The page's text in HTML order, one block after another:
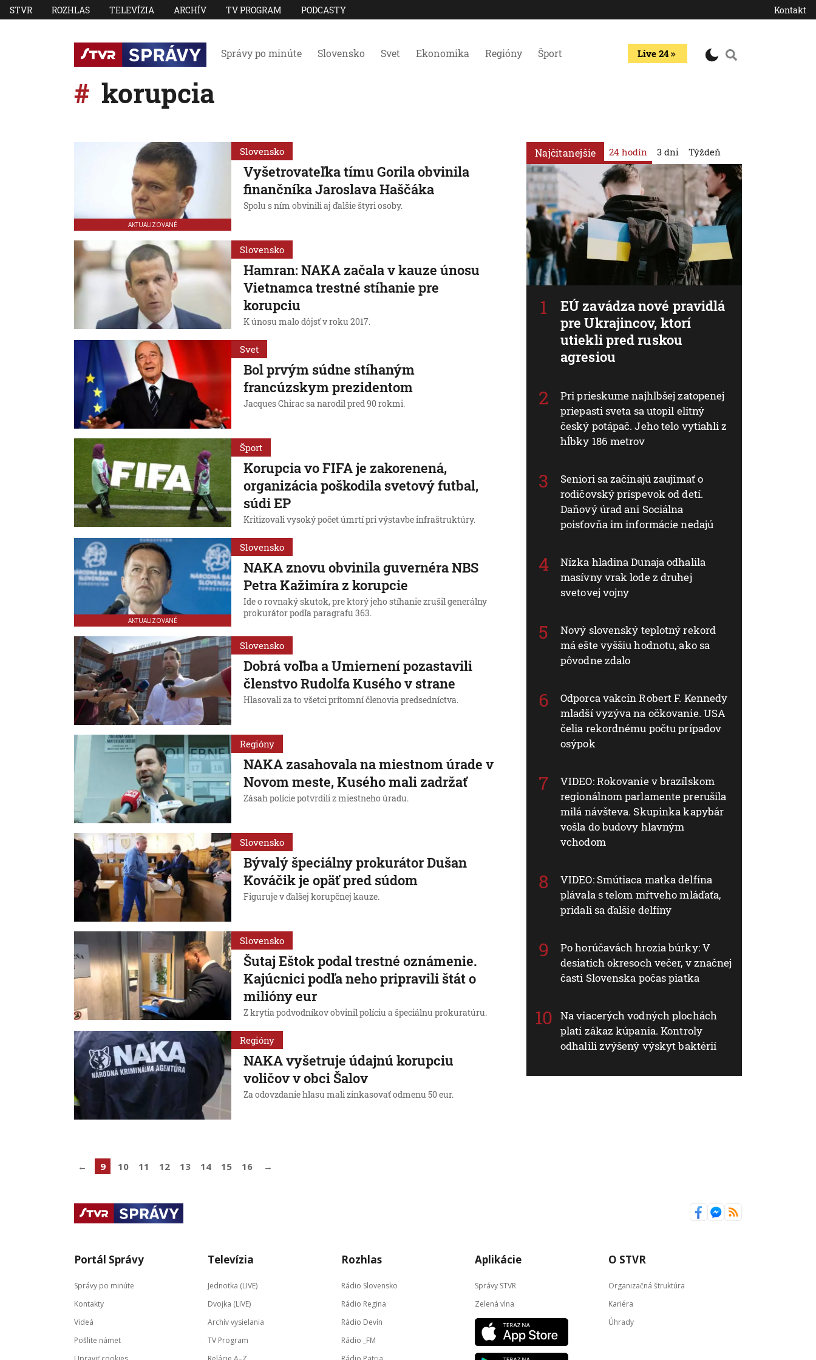
STVR ROZHLAS TELEVÍZIA ARCHÍV TV PROGRAM PODCASTY Kontakt
Správy po minúte Slovensko Svet Ekonomika Regióny Šport Live 24
korupcia
AKTUALIZOVANÉ
Slovensko
Vyšetrovateľka tímu Gorila obvinila
finančníka Jaroslava Haščáka
Spolu s ním obvinili aj ďalšie štyri osoby.
Slovensko
Hamran: NAKA začala v kauze únosu
Vietnamca trestné stíhanie pre
korupciu
K únosu malo dôjsť v roku 2017.
Svet
Bol prvým súdne stíhaným
francúzskym prezidentom
Jacques Chirac sa narodil pred 90 rokmi.
Šport
Korupcia vo FIFA je zakorenená,
organizácia poškodila svetový futbal,
súdi EP
Kritizovali vysoký počet úmrtí pri výstavbe infraštruktúry.
AKTUALIZOVANÉ
Slovensko
NAKA znovu obvinila guvernéra NBS
Petra Kažimíra z korupcie
Ide o rovnaký skutok, pre ktorý jeho stíhanie zrušil generálny
prokurátor podľa paragrafu 363.
Slovensko
Dobrá voľba a Umiernení pozastavili
členstvo Rudolfa Kusého v strane
Hlasovali za to všetci prítomní členovia predsedníctva.
Regióny
NAKA zasahovala na miestnom úrade v
Novom meste, Kusého mali zadržať
Zásah polície potvrdili z miestneho úradu.
Slovensko
Bývalý špeciálny prokurátor Dušan
Kováčik je opäť pred súdom
Figuruje v ďalšej korupčnej kauze.
Slovensko
Šutaj Eštok podal trestné oznámenie.
Kajúcnici podľa neho pripravili štát o
milióny eur
Z krytia podvodníkov obvinil políciu a špeciálnu prokuratúru.
Regióny
NAKA vyšetruje údajnú korupciu
voličov v obci Šalov
Za odovzdanie hlasu mali zinkasovať odmenu 50 eur.
Najčítanejšie 24 hodín
EÚ zavádza nové pravidlá
pre Ukrajincov, ktorí
utiekli pred ruskou
agresiou
Pri prieskume najhlbšej zatopenej
priepasti sveta sa utopil elitný
český potápač. Jeho telo vytiahli z
hĺbky 186 metrov
Seniori sa začínajú zaujímať o
rodičovský príspevok od detí.
Daňový úrad ani Sociálna
poisťovňa im informácie nedajú
Nízka hladina Dunaja odhalila
masívny vrak lode z druhej
svetovej vojny
Nový slovenský teplotný rekord
má ešte vyššiu hodnotu, ako sa
pôvodne zdalo
Odporca vakcín Robert F. Kennedy
mladší vyzýva na očkovanie. USA
čelia rekordnému počtu prípadov
osýpok
VIDEO: Rokovanie v brazílskom
regionálnom parlamente prerušila
milá návšteva. Skupinka kapybár
vošla do budovy hlavným
vchodom
VIDEO: Smútiaca matka delfína
plávala s telom mŕtveho mláďaťa,
pridali sa ďalšie delfíny
Po horúčavách hrozia búrky: V
desiatich okresoch večer, v značnej
časti Slovenska počas piatka
Na viacerých vodných plochách
platí zákaz kúpania. Kontroly
odhalili zvýšený výskyt baktérií
3 dni Týždeň
← 9 10 11 12 13 14 15 16 →
Portál Správy
Správy po minúte
Kontakty
Videá
Pošlite námet
Televízia
Jednotka (LIVE)
Dvojka (LIVE)
Archív vysielania
TV Program
Rozhlas
Rádio Slovensko
Rádio Regina
Rádio Devín
Rádio _FM
Aplikácie
Správy STVR
Zelená vlna
O STVR
Organizačná štruktúra
Kariéra
Úhrady